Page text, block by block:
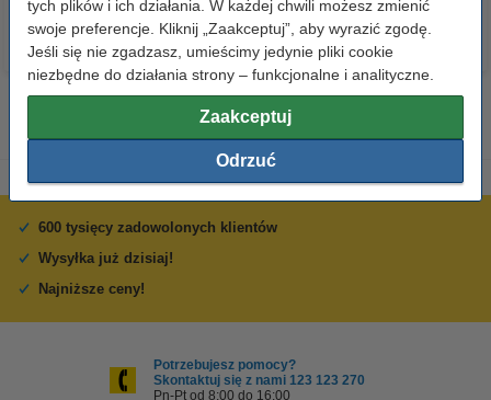
tych plików i ich działania. W każdej chwili możesz zmienić
swoje preferencje. Kliknij „Zaakceptuj”, aby wyrazić zgodę.
Jeśli się nie zgadzasz, umieścimy jedynie pliki cookie
niezbędne do działania strony – funkcjonalne i analityczne.
Zaakceptuj
Odrzuć
600 tysięcy zadowolonych klientów
Wysyłka już dzisiaj!
Najniższe ceny!
Potrzebujesz pomocy?
Skontaktuj się z nami 123 123 270
Pn-Pt od 8:00 do 16:00